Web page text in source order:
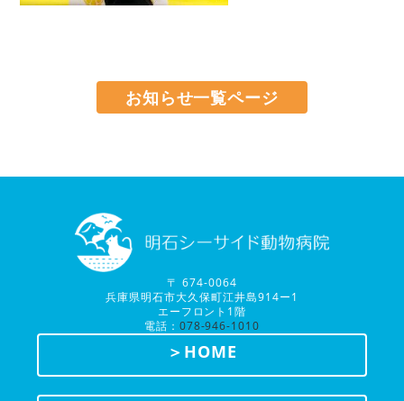
お知らせ一覧ページ
〒 674-0064
兵庫県明石市大久保町江井島914ー1
エーフロント1階
電話： 078-946-1010
＞HOME